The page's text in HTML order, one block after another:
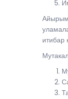
Айырым
итибар